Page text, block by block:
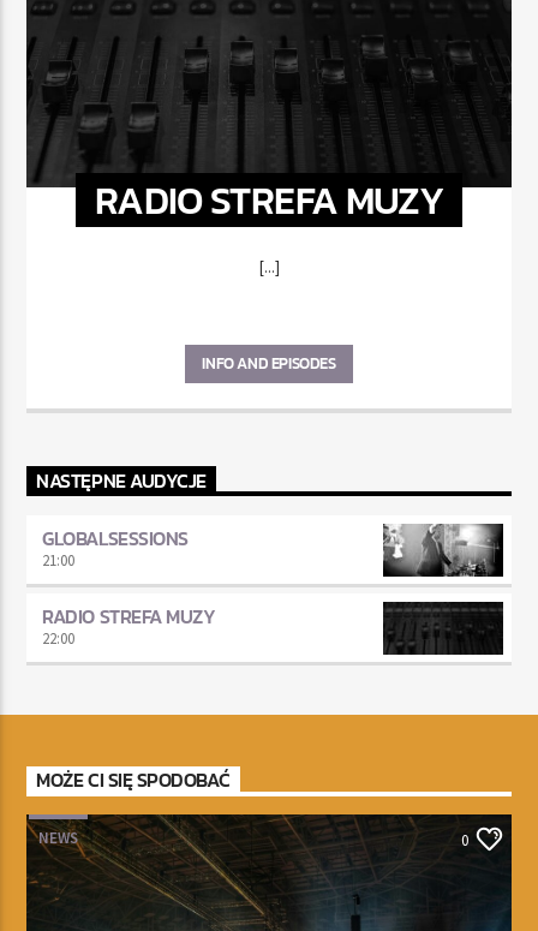
RADIO STREFA MUZY
[...]
INFO AND EPISODES
NASTĘPNE AUDYCJE
GLOBALSESSIONS
21:00
RADIO STREFA MUZY
22:00
MOŻE CI SIĘ SPODOBAĆ
NEWS 0